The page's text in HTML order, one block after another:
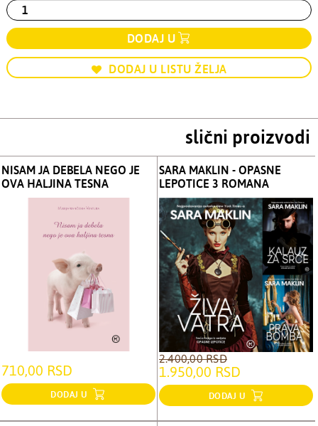
DODAJ U
DODAJ U LISTU ŽELJA
slični proizvodi
NISAM JA DEBELA NEGO JE
OVA HALJINA TESNA
710,00 RSD
DODAJ U
SARA MAKLIN - OPASNE
LEPOTICE 3 ROMANA
2.400,00 RSD
1.950,00 RSD
DODAJ U